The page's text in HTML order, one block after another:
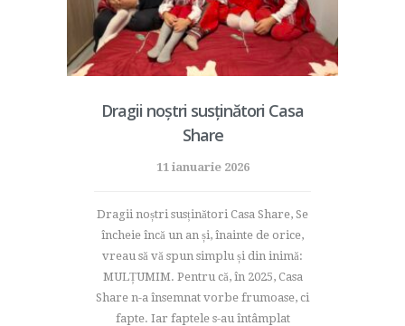
Dragii noștri susținători Casa
Share
11 ianuarie 2026
Dragii noștri susținători Casa Share, Se
încheie încă un an și, înainte de orice,
vreau să vă spun simplu și din inimă:
MULȚUMIM. Pentru că, în 2025, Casa
Share n-a însemnat vorbe frumoase, ci
fapte. Iar faptele s-au întâmplat